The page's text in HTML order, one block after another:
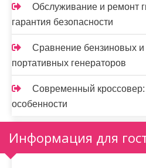
Обслуживание и ремонт
гарантия безопасности
Сравнение бензиновых и
портативных генераторов
Современный кроссовер:
особенности
Информация для